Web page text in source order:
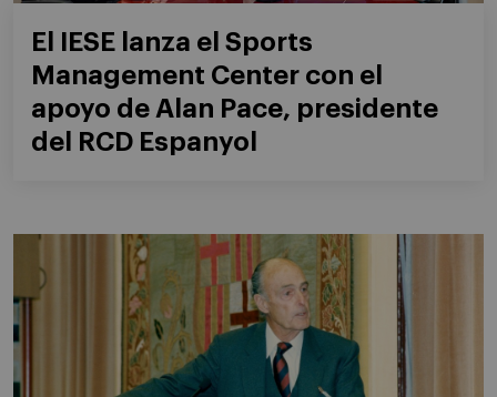
El IESE lanza el Sports
Management Center con el
apoyo de Alan Pace, presidente
del RCD Espanyol